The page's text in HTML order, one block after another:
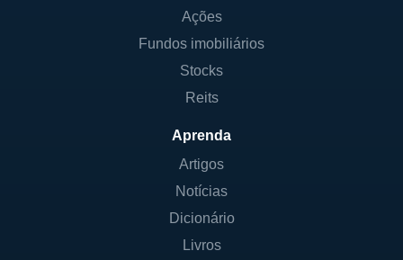
Ações
Fundos imobiliários
Stocks
Reits
Aprenda
Artigos
Notícias
Dicionário
Livros